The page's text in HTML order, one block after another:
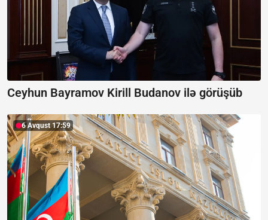
Ceyhun Bayramov Kirill Budanov ilə görüşüb
6 Avqust 17:59